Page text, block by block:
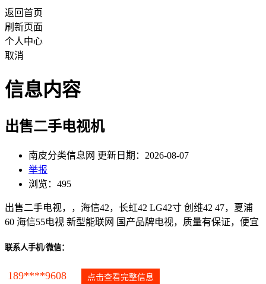
返回首页
刷新页面
个人中心
取消
信息内容
出售二手电视机
南皮分类信息网 更新日期：2026-08-07
举报
浏览：495
出售二手电视，，海信42，长虹42 LG42寸 创维42 47，夏浦
60 海信55电视 新型能联网 国产品牌电视，质量有保证，便宜
联系人手机/微信：
189****9608 点击查看完整信息